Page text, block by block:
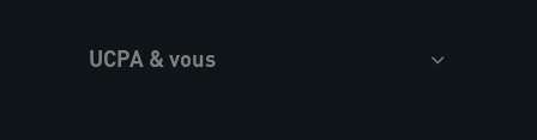
UCPA & vous